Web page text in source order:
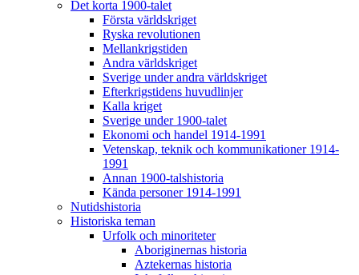
Det korta 1900-talet
Första världskriget
Ryska revolutionen
Mellankrigstiden
Andra världskriget
Sverige under andra världskriget
Efterkrigstidens huvudlinjer
Kalla kriget
Sverige under 1900-talet
Ekonomi och handel 1914-1991
Vetenskap, teknik och kommunikationer 1914-
1991
Annan 1900-talshistoria
Kända personer 1914-1991
Nutidshistoria
Historiska teman
Urfolk och minoriteter
Aboriginernas historia
Aztekernas historia